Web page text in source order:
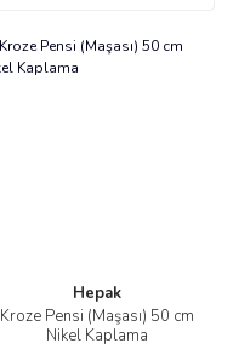
Hepak
Kroze Pensi (Maşası) 50 cm
Nikel Kaplama